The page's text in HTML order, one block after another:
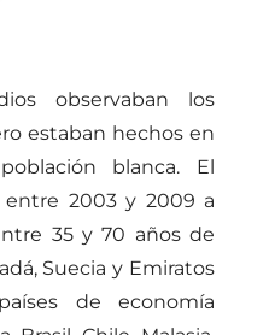
observaban los
estaban hechos en
blanca. El
entre 2003 y 2009 a
35 y 70 años de
Suecia y Emiratos
de economía